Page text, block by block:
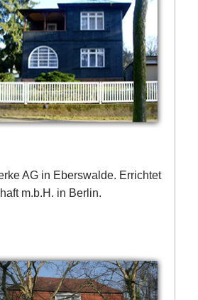
AG in Eberswalde. Errichtet
m.b.H. in Berlin.